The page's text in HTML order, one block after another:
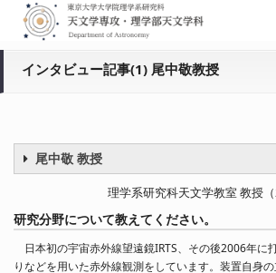
入進学希望の方
在学生向け情報
セミナー情報 (本郷)
インタビュー記事(1) 尾中敬教授
尾中敬 教授
理学系研究科天文学教室 教授（
研究分野について教えてください。
日本初の宇宙赤外線望遠鏡IRTS、その後2006年に
りなどを用いた赤外線観測をしています。装置自身の